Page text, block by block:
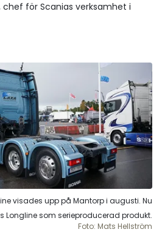
chef för Scanias verksamhet i
visades upp på Mantorp i augusti. Nu
Longline som serieproducerad produkt.
Foto: Mats Hellström